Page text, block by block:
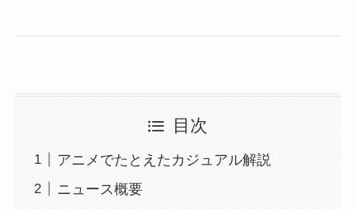
目次
アニメでたとえたカジュアル解説
ニュース概要